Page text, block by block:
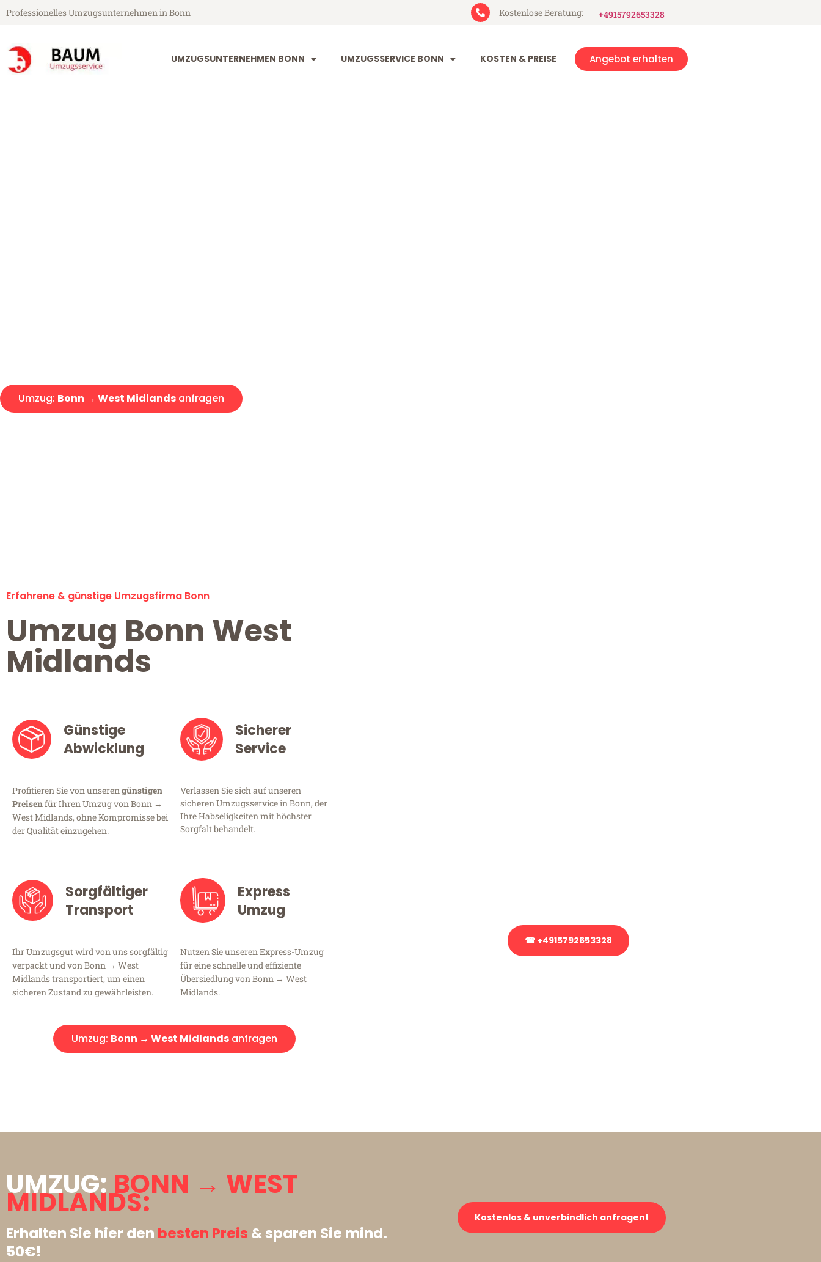
Professionelles Umzugsunternehmen in Bonn Kostenlose Beratung: +4915792653328
UMZUGSUNTERNEHMEN BONN UMZUGSSERVICE BONN KOSTEN & PREISE Angebot erhalten
Umzug: Bonn → West Midlands anfragen
Erfahrene & günstige Umzugsfirma Bonn
Umzug Bonn West
Midlands
Günstige
Abwicklung
Profitieren Sie von unserengünstigen
Preisenfür Ihren Umzug von Bonn →
West Midlands, ohne Kompromisse bei
der Qualität einzugehen.
Sicherer
Service
Verlassen Sie sich auf unseren
sicheren Umzugsservice in Bonn, der
Ihre Habseligkeiten mit höchster
Sorgfalt behandelt.
Sorgfältiger
Transport
Ihr Umzugsgut wird von uns sorgfältig
verpackt und von Bonn → West
Midlands transportiert, um einen
sicheren Zustand zu gewährleisten.
Express
Umzug
Nutzen Sie unseren Express-Umzug
für eine schnelle und effiziente
Übersiedlung von Bonn → West
Midlands.
Umzug: Bonn → West Midlandsanfragen
☎ +4915792653328
UMZUG:BONN → WEST
MIDLANDS:
Erhalten Sie hier den besten Preis & sparen Sie mind.
50€!
Kostenlos & unverbindlich anfragen!